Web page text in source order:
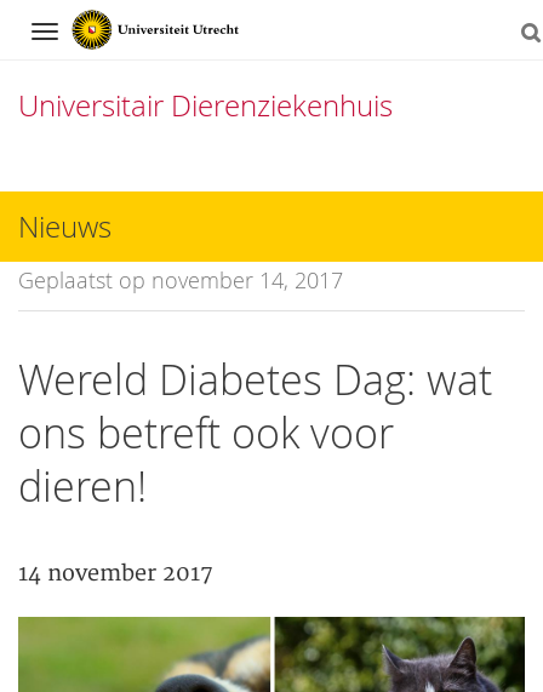
Navigation
Universitair Dierenziekenhuis
naar
inhoud
Nieuws
Geplaatst op november 14, 2017
Wereld Diabetes Dag: wat
ons betreft ook voor
dieren!
14 november 2017